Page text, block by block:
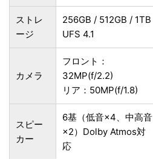
ストレ
ージ
256GB / 512GB / 1TB
UFS 4.1
カメラ
フロント：
32MP(f/2.2)
リア：50MP(f/1.8)
スピー
カー
6基（低音×4、中高音
×2）Dolby Atmos対
応